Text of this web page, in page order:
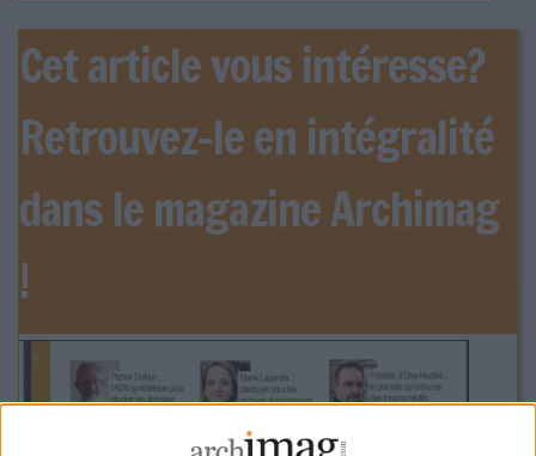
Cet article vous intéresse?
Retrouvez-le en intégralité
dans le magazine Archimag
!